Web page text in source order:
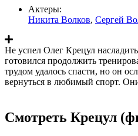
Актеры:
Никита Волков, Сергей
Не успел Олег Крецул
готовился продолжить
трудом удалось спасти, но он
вернуться в любимый спорт.
Смотреть Крецул